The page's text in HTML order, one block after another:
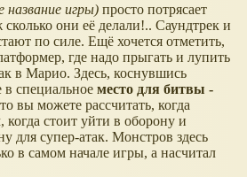
название игры) просто потрясает
они её делали!.. Саундтрек и
по силе. Ещё хочется отметить,
где надо прыгать и лупить
в Марио. Здесь, коснувшись
в специальное место для битвы -
вы можете рассчитать, когда
стоит уйти в оборону и
для супер-атак. Монстров здесь
в самом начале игры, а насчитал